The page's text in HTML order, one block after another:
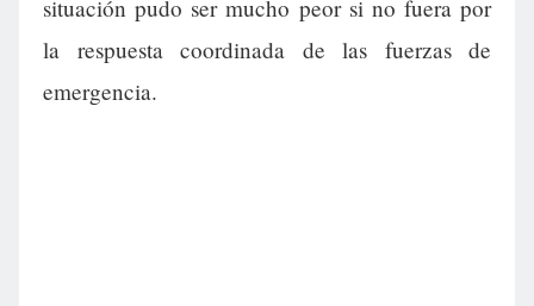
situación pudo ser mucho peor si no fuera por
la respuesta coordinada de las fuerzas de
emergencia.